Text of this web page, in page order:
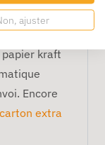
kraft
Encore
extra
ajuster